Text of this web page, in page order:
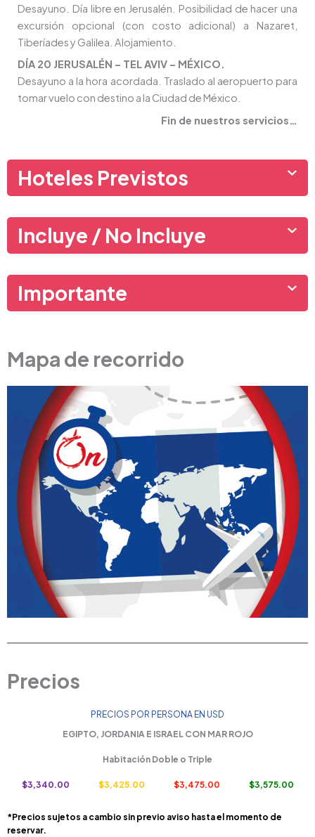
Desayuno. Día libre en Jerusalén. Posibilidad de hacer una
excursión opcional (con costo adicional) a Nazaret,
Tiberíades y Galilea. Alojamiento.
DÍA 20 JERUSALÉN – TEL AVIV – MÉXICO.
Desayuno a la hora acordada. Traslado al aeropuerto para
tomar vuelo con destino a la Ciudad de México.
Fin de nuestros servicios…
Hoteles Previstos
Incluye / No Incluye
Importante
Mapa de recorrido
Precios
PRECIOS POR PERSONA EN USD
EGIPTO, JORDANIA E ISRAEL CON MAR ROJO
Habitación Doble o Triple
$3,340.00 $3,425.00 $3,475.00 $3,575.00
*Precios sujetos a cambio sin previo aviso hasta el momento de
reservar.